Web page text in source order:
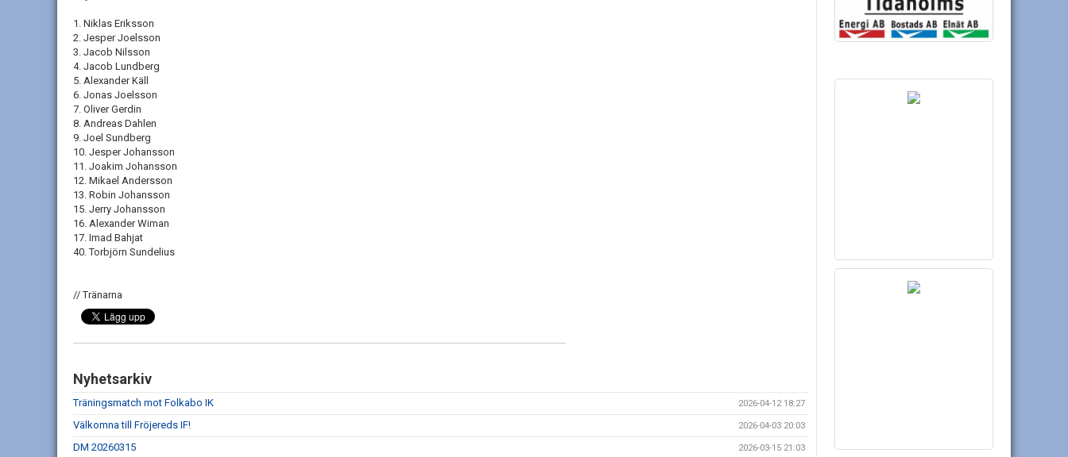
1. Niklas Eriksson
2. Jesper Joelsson
3. Jacob Nilsson
4. Jacob Lundberg
5. Alexander Käll
6. Jonas Joelsson
7. Oliver Gerdin
8. Andreas Dahlen
9. Joel Sundberg
10. Jesper Johansson
11. Joakim Johansson
12. Mikael Andersson
13. Robin Johansson
15. Jerry Johansson
16. Alexander Wiman
17. Imad Bahjat
40. Torbjörn Sundelius
// Tränarna
Nyhetsarkiv
Träningsmatch mot Folkabo IK 2026-04-12 18:27
Välkomna till Fröjereds IF! 2026-04-03 20:03
DM 20260315 2026-03-15 21:03